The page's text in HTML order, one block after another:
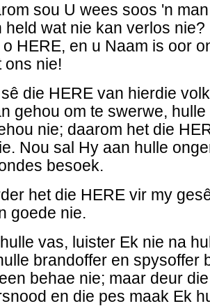
sou U wees soos 'n
held wat nie kan verlos nie?
o HERE, en u Naam is oor
ons nie!
die HERE van hierdie
gehou om te swerwe,
nie; daarom het die
Nou sal Hy aan hulle
besoek.
het die HERE vir my
goede nie.
vas, luister Ek nie na
brandoffer en spysoffer
behae nie; maar deur
en die pes maak Ek